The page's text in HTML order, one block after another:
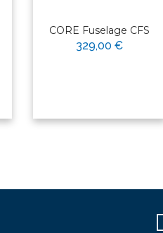
CORE Fuselage CFS
329,00 €
×